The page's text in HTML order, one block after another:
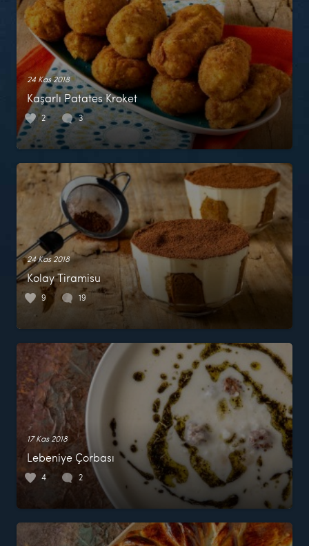
24 Kas 2018
Kaşarlı Patates Kroket
2 3
24 Kas 2018
Kolay Tiramisu
9 19
17 Kas 2018
Lebeniye Çorbası
4 2